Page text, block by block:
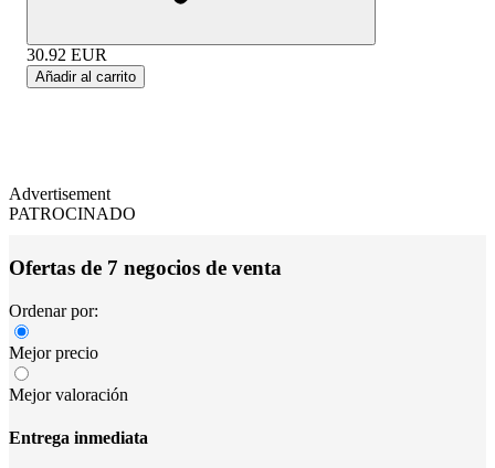
30.92 EUR
Añadir al carrito
Advertisement
PATROCINADO
Ofertas de 7 negocios de venta
Ordenar por:
Mejor precio
Mejor valoración
Entrega inmediata